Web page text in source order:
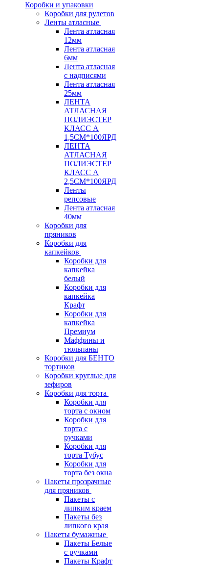
Коробки и упаковки
Коробки для рулетов
Ленты атласные
Лента атласная
12мм
Лента атласная
6мм
Лента атласная
с надписями
Лента атласная
25мм
ЛЕНТА
АТЛАСНАЯ
ПОЛИЭСТЕР
КЛАСС А
1,5СМ*100ЯРД
ЛЕНТА
АТЛАСНАЯ
ПОЛИЭСТЕР
КЛАСС А
2,5СМ*100ЯРД
Ленты
репсовые
Лента атласная
40мм
Коробки для
пряников
Коробки для
капкейков
Коробки для
капкейка
белый
Коробки для
капкейка
Крафт
Коробки для
капкейка
Премиум
Маффины и
тюльпаны
Коробки для БЕНТО
тортиков
Коробки круглые для
зефиров
Коробки для торта
Коробки для
торта с окном
Коробки для
торта с
ручками
Коробки для
торта Тубус
Коробки для
торта без окна
Пакеты прозрачные
для пряников
Пакеты с
липким краем
Пакеты без
липкого края
Пакеты бумажные
Пакеты Белые
с ручками
Пакеты Крафт